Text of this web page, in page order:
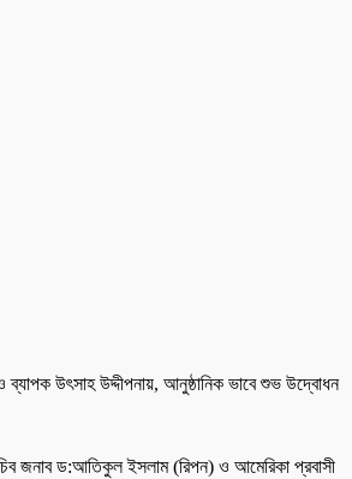
উৎসাহ উদ্দীপনায়, আনুষ্ঠানিক ভাবে শুভ উদ্বোধন
জনাব ড:আতিকুল ইসলাম (রিপন) ও আমেরিকা প্রবাসী